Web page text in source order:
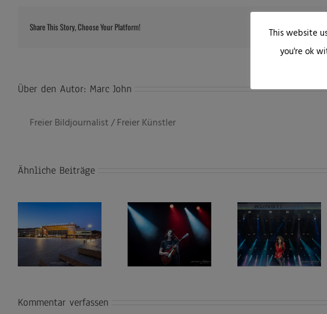
Share This Story, Choose Your Platform!
Über den Autor: Marc John
Freier Bildjournalist / Freier Künstler
Ähnliche Beiträge
James Bay @
Kunst!Rasen Open Air
Bonn, 08.08.2019
NENA @ Kunst!Rasen
Open Air Bonn,
11.07.2019
Walk Off The Earth
Kunst!Rasen Bonn,
09.07.2019
Kommentar verfassen
This website
you're ok